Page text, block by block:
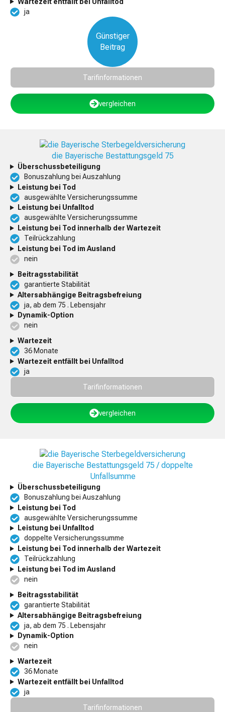
ja
Günstiger
Beitrag
Tarifinformationen
vergleichen
die Bayerische Bestattungsgeld 75
Überschussbeteiligung
Bonuszahlung bei Auszahlung
Leistung bei Tod
ausgewählte Versicherungssumme
Leistung bei Unfalltod
ausgewählte Versicherungssumme
Leistung bei Tod innerhalb der Wartezeit
Teilrückzahlung
Leistung bei Tod im Ausland
nein
Beitragsstabilität
garantierte Stabilität
Altersabhängige Beitragsbefreiung
ja, ab dem 75 . Lebensjahr
Dynamik-Option
nein
Wartezeit
36 Monate
Wartezeit entfällt bei Unfalltod
ja
Tarifinformationen
vergleichen
die Bayerische Bestattungsgeld 75 / doppelte
Unfallsumme
Überschussbeteiligung
Bonuszahlung bei Auszahlung
Leistung bei Tod
ausgewählte Versicherungssumme
Leistung bei Unfalltod
doppelte Versicherungssumme
Leistung bei Tod innerhalb der Wartezeit
Teilrückzahlung
Leistung bei Tod im Ausland
nein
Beitragsstabilität
garantierte Stabilität
Altersabhängige Beitragsbefreiung
ja, ab dem 75 . Lebensjahr
Dynamik-Option
nein
Wartezeit
36 Monate
Wartezeit entfällt bei Unfalltod
ja
Tarifinformationen